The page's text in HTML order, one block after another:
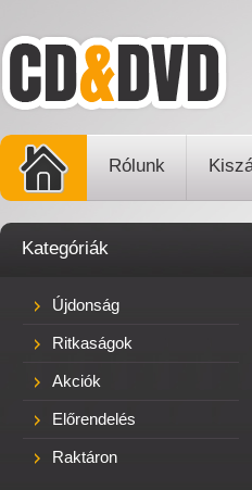
Rólunk
Kategóriák
Újdonság
Ritkaságok
Akciók
Előrendelés
Raktáron